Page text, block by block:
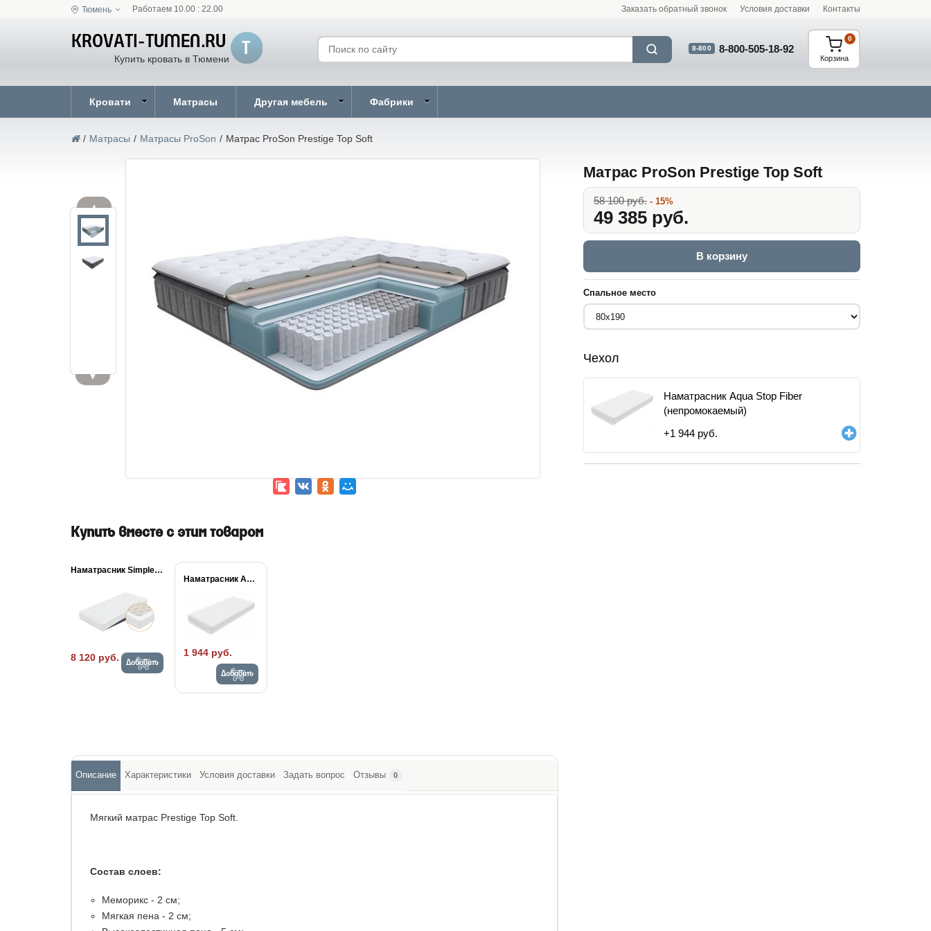
Тюмень Работаем 10.00 : 22.00 Заказать обратный звонок Условия доставки Контакты
Купить кровать в Тюмени
8-800 8-800-505-18-92
Корзина
0
Кровати Матрасы Другая мебель Фабрики
/ Матрасы / Матрасы ProSon / Матрас ProSon Prestige Top Soft
▲
▼
Матрас ProSon Prestige Top Soft
58 100 руб. - 15%
49 385 руб.
В корзину
Спальное место
Чехол
Наматрасник Aqua Stop Fiber
(непромокаемый)
+1 944 руб.
Купить вместе с этим товаром
Наматрасник Simple Plus
8 120 руб. Добавить
Наматрасник Aqua Stop...
1 944 руб.
Добавить
Описание Характеристики Условия доставки Задать вопрос Отзывы 0
Мягкий матрас Prestige Top Soft.
Состав слоев:
Меморикс - 2 см;
Мягкая пена - 2 см;